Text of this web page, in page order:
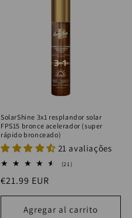
SolarShine 3x1 resplandor solar
FPS15 bronce acelerador (super
rápido bronceado)
21 avaliações
(21)
Precio
habitual
€21.99 EUR
Agregar al carrito